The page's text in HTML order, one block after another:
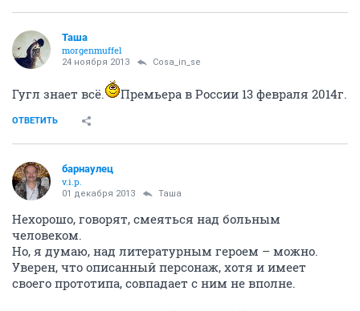
Таша
morgenmuffel
24 ноября 2013 Cosa_in_se
Гугл знает всё. Премьера в России 13 февраля 2014г.
ОТВЕТИТЬ
барнаулец
v.i.p.
01 декабря 2013 Таша
Нехорошо, говорят, смеяться над больным
человеком.
Но, я думаю, над литературным героем – можно.
Уверен, что описанный персонаж, хотя и имеет
своего прототипа, совпадает с ним не вполне.